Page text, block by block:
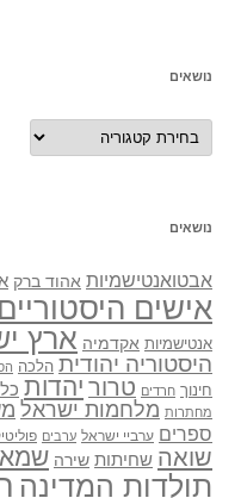
נושאים
נושאים
נושאים
אבטואנטישמיות אהוד ברק
אישים היסטוריים
אנטישמיות אקדמיה ארץ
היסטוריה יהודית הלכה
חינוך חרדים טרור יהדות
מחתרות מלחמות ישראל
ספרים ערביי ישראל ערבים
שואה שחיתות שירה
תולדות המדינה